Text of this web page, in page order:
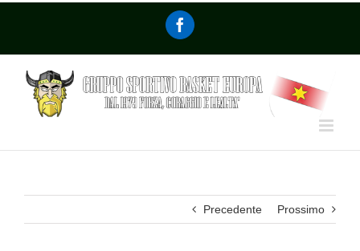
Precedente Prossimo